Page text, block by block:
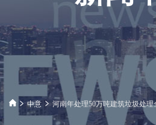
中意 河南年处理50万吨建筑垃圾处